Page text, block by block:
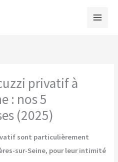
privatif à
: nos 5
(2025)
sont particulièrement
sur-Seine, pour leur intimité